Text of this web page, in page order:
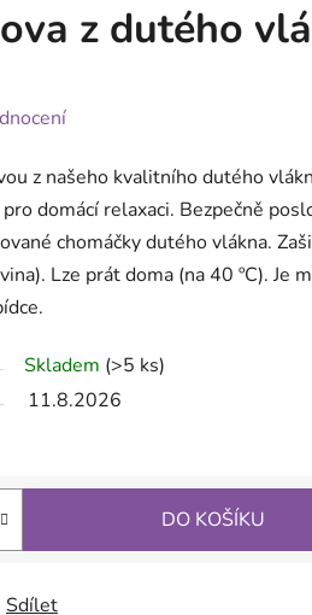
z dutého
z našeho kvalitního dutého
domácí relaxaci. Bezpečně
chomáčky dutého vlákna.
Lze prát doma (na 40 ºC). Je
Skladem (>5 ks)
11.8.2026
DO KOŠÍKU
Sdílet